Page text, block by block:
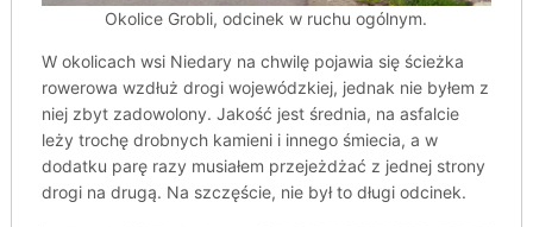
Okolice Grobli, odcinek w ruchu ogólnym.
W okolicach wsi Niedary na chwilę pojawia się ścieżka
rowerowa wzdłuż drogi wojewódzkiej, jednak nie byłem z
niej zbyt zadowolony. Jakość jest średnia, na asfalcie
leży trochę drobnych kamieni i innego śmiecia, a w
dodatku parę razy musiałem przejeżdżać z jednej strony
drogi na drugą. Na szczęście, nie był to długi odcinek.